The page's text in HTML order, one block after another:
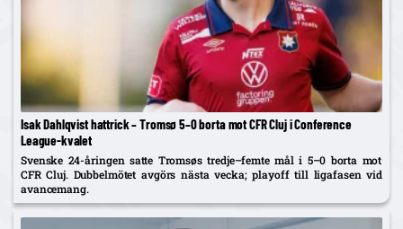
Isak Dahlqvist hattrick – Tromsø 5–0 borta mot CFR Cluj i Conference
League-kvalet
Svenske 24-åringen satte Tromsøs tredje–femte mål i 5–0 borta mot
CFR Cluj. Dubbelmötet avgörs nästa vecka; playoff till ligafasen vid
avancemang.